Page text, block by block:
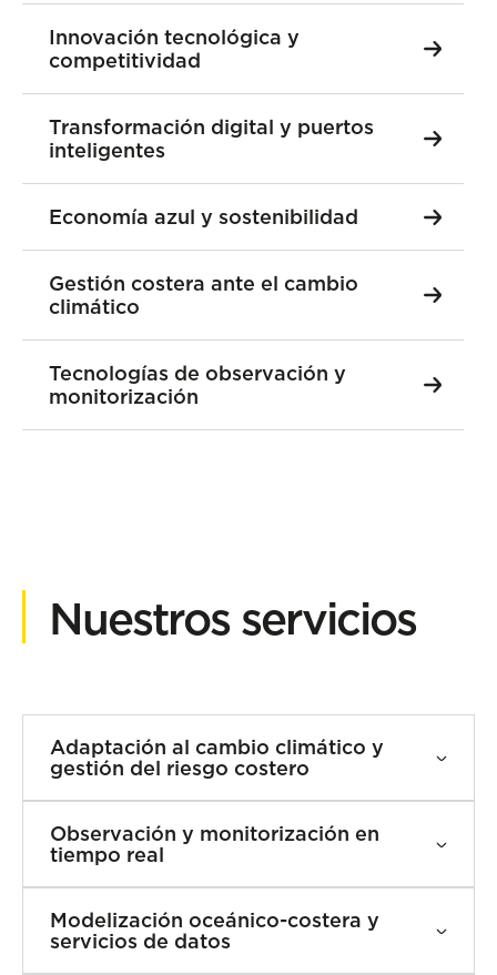
Innovación tecnológica y
competitividad
Transformación digital y puertos
inteligentes
Economía azul y sostenibilidad
Gestión costera ante el cambio
climático
Tecnologías de observación y
monitorización
Nuestros servicios
Adaptación al cambio climático y
gestión del riesgo costero
climático en ecosistemas marinos
Monitoreo de biodiversidad marina
ante el cambio climático
Evaluación de vulnerabilidad
climática en zonas costeras y
Observación y monitorización en
tiempo real
meteorológica de Euskadi y sistema
de emergencias
Modelización oceánico-costera y
servicios de datos